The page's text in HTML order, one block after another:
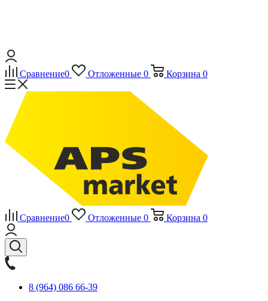
Сравнение0 Отложенные 0 Корзина 0
Сравнение0 Отложенные 0 Корзина 0
8 (964) 086 66-39